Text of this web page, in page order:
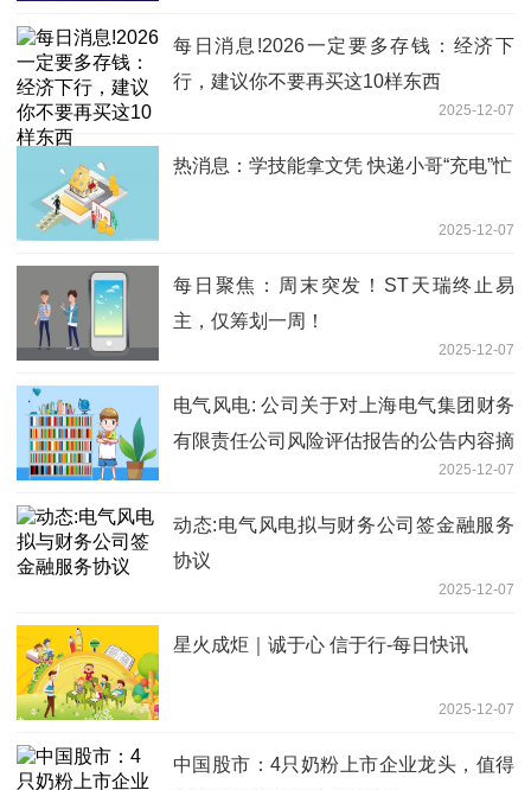
每日消息!2026一定要多存钱：经济下
行，建议你不要再买这10样东西
2025-12-07
热消息：学技能拿文凭 快递小哥“充电”忙
2025-12-07
每日聚焦：周末突发！ST天瑞终止易
主，仅筹划一周！
2025-12-07
电气风电: 公司关于对上海电气集团财务
有限责任公司风险评估报告的公告内容摘
2025-12-07
动态:电气风电拟与财务公司签金融服务
协议
2025-12-07
星火成炬｜诚于心 信于行-每日快讯
2025-12-07
中国股市：4只奶粉上市企业龙头，值得